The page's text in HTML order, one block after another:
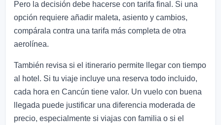
Pero la decisión debe hacerse con tarifa final. Si una
opción requiere añadir maleta, asiento y cambios,
compárala contra una tarifa más completa de otra
aerolínea.
También revisa si el itinerario permite llegar con tiempo
al hotel. Si tu viaje incluye una reserva todo incluido,
cada hora en Cancún tiene valor. Un vuelo con buena
llegada puede justificar una diferencia moderada de
precio, especialmente si viajas con familia o si el